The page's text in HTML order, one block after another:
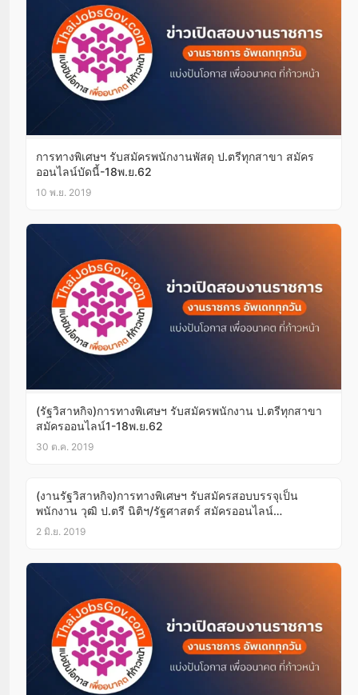
การทางพิเศษฯ รับสมัครพนักงานพัสดุ ป.ตรีทุกสาขา สมัคร
ออนไลน์บัดนี้-18พ.ย.62
10 พ.ย. 2019
(รัฐวิสาหกิจ)การทางพิเศษฯ รับสมัครพนักงาน ป.ตรีทุกสาขา
สมัครออนไลน์1-18พ.ย.62
30 ต.ค. 2019
(งานรัฐวิสาหกิจ)การทางพิเศษฯ รับสมัครสอบบรรจุเป็น
พนักงาน วุฒิ ป.ตรี นิติฯ/รัฐศาสตร์ สมัครออนไลน์
บัดนี้-12มิ.ย.62
2 มิ.ย. 2019